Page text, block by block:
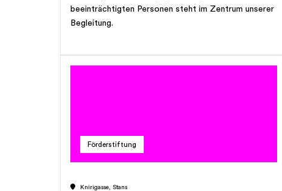
beeinträchtigten Personen steht im Zentrum unserer
Begleitung.
Förderstiftung
Knirigasse, Stans